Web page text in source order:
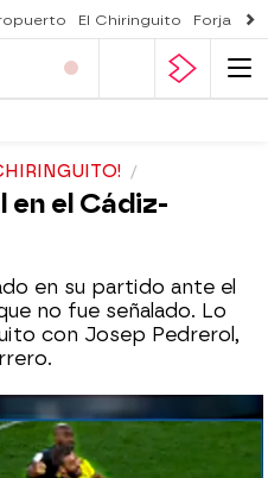
El Chiringuito Forjado
en el Cádiz-
en su partido ante el
no fue señalado. Lo
con Josep Pedrerol,